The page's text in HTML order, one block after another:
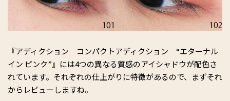
『アディクション コンパクトアディクション “エターナル
イン ピンク”』には4つの異なる質感のアイシャドウが配色さ
れています。それぞれの仕上がりに特徴があるので、まずそれ
からレビューしますね。